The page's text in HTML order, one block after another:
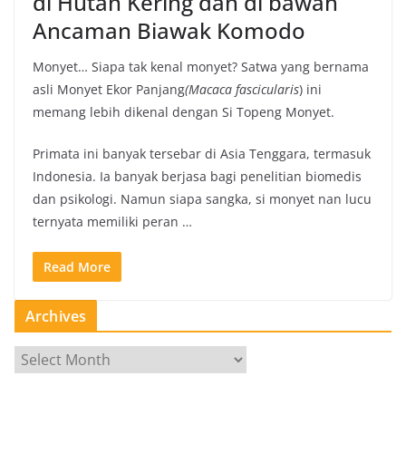
Ancaman Biawak Komodo
Monyet… Siapa tak kenal monyet? Satwa yang bernama
asli Monyet Ekor Panjang(Macaca fascicularis) ini
memang lebih dikenal dengan Si Topeng Monyet.
Primata ini banyak tersebar di Asia Tenggara, termasuk
Indonesia. Ia banyak berjasa bagi penelitian biomedis
dan psikologi. Namun siapa sangka, si monyet nan lucu
ternyata memiliki peran …
Read More
Archives